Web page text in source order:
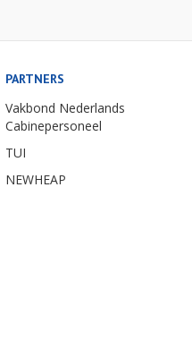
PARTNERS
Vakbond Nederlands
Cabinepersoneel
TUI
NEWHEAP